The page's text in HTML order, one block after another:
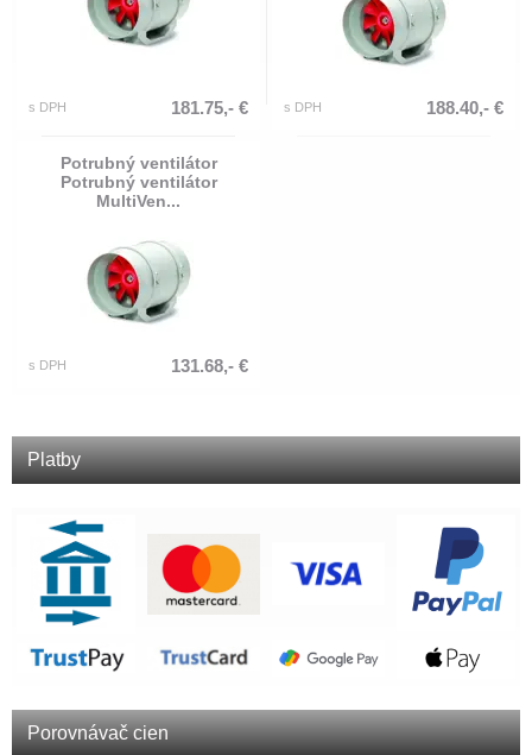
Platby
Porovnávač cien
s DPH 181.75,- € s DPH 188.40,- €
Potrubný ventilátor
Potrubný ventilátor
MultiVen...
s DPH 131.68,- €